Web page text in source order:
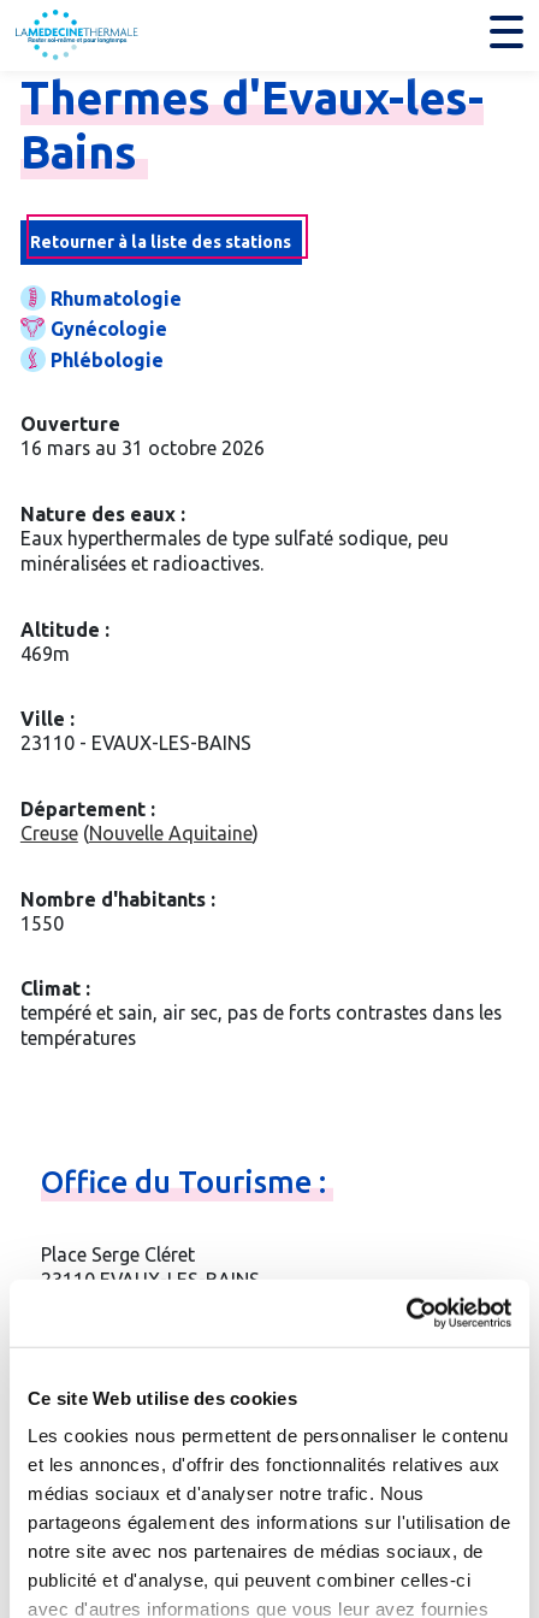
Ce site Web utilise des cookies
Les cookies nous permettent de personnaliser le contenu
et les annonces, d'offrir des fonctionnalités relatives aux
médias sociaux et d'analyser notre trafic. Nous
partageons également des informations sur l'utilisation de
notre site avec nos partenaires de médias sociaux, de
publicité et d'analyse, qui peuvent combiner celles-ci
avec d'autres informations que vous leur avez fournies
Thermesd'Evaux-les-
Bains
Retourner à la liste des stations
Rhumatologie
Gynécologie
Phlébologie
Ouverture
16 mars au 31 octobre 2026
Nature des eaux :
Eaux hyperthermales de type sulfaté sodique, peu
minéralisées et radioactives.
Altitude :
469m
Ville :
23110 - EVAUX-LES-BAINS
Département :
Creuse(Nouvelle Aquitaine)
Nombre d'habitants :
1550
Climat :
tempéré et sain, air sec, pas de forts contrastes dans les
températures
OfficeduTourisme:
Place Serge Cléret
23110 EVAUX-LES-BAINS
Téléphone:05.55.65.50.90
Email :Contacter par e-mail
http://www.creuseconfluencetourisme.com
Gare à proximité :
à Evaux-les-Bains - Paris-Ussel